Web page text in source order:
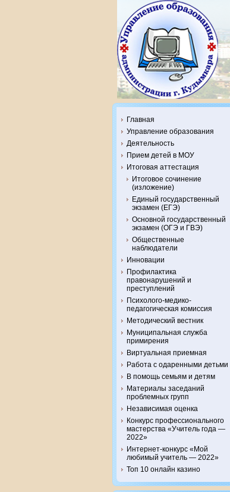
Главная
Управление образования
Деятельность
Прием детей в МОУ
Итоговая аттестация
Итоговое сочинение
(изложение)
Единый государственный
экзамен (ЕГЭ)
Основной государственный
экзамен (ОГЭ и ГВЭ)
Общественные
наблюдатели
Инновации
Профилактика
правонарушений и
преступлений
Психолого-медико-
педагогическая комиссия
Методический вестник
Муниципальная служба
примирения
Виртуальная приемная
Работа с одаренными детьми
В помощь семьям и детям
Материалы заседаний
проблемных групп
Независимая оценка
Конкурс профессионального
мастерства «Учитель года —
2022»
Интернет-конкурс «Мой
любимый учитель — 2022»
Топ 10 онлайн казино